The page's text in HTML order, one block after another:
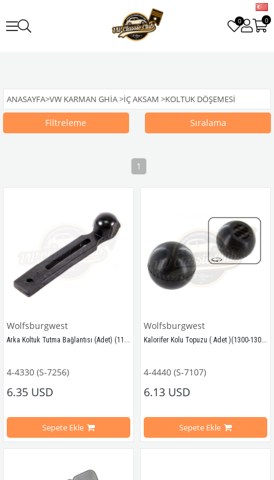
0 0
ANASAYFA>VW KARMAN GHIA>İÇ AKSAM >KOLTUK DÖŞEMESI
Filtreleme Sıralama
1
Wolfsburgwest
Arka Koltuk Tutma Bağlantısı (Adet) (1100-1200-1300-Karmann)
1950-1967 Yılları Arasındaki Kaplumbağa Modelleri İle Uyumludur
4-4330 (S-7256)
6.35 USD
Sepete Ekle
Wolfsburgwest
Kalorifer Kolu Topuzu ( Adet )(1300-1302-1303-Karmann-Variant)
1968 - 1979 Yılları Arasındaki
4-4440 (S-7107)
6.13 USD
Sepete Ekle